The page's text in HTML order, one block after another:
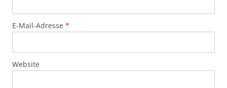
E-Mail-Adresse *
Website